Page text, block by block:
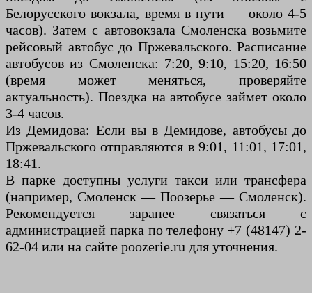
Белорусского вокзала, время в пути — около 4-5
часов). Затем с автовокзала Смоленска возьмите
рейсовый автобус до Пржевальского. Расписание
автобусов из Смоленска: 7:20, 9:10, 15:20, 16:50
(время может меняться, проверяйте
актуальность). Поездка на автобусе займет около
3-4 часов.
Из Демидова: Если вы в Демидове, автобусы до
Пржевальского отправляются в 9:01, 11:01, 17:01,
18:41.
В парке доступны услуги такси или трансфера
(например, Смоленск — Поозерье — Смоленск).
Рекомендуется заранее связаться с
администрацией парка по телефону +7 (48147) 2-
62-04 или на сайте poozerie.ru для уточнения.